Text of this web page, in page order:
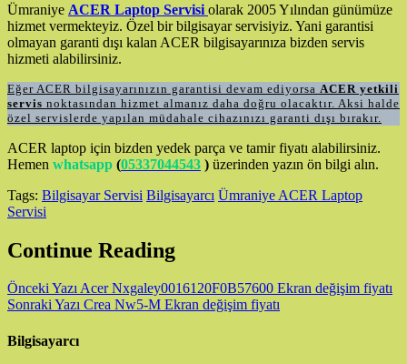
Ümraniye ACER Laptop Servisi olarak 2005 Yılından günümüze
hizmet vermekteyiz. Özel bir bilgisayar servisiyiz. Yani garantisi
olmayan garanti dışı kalan ACER bilgisayarınıza bizden servis
hizmeti alabilirsiniz.
Eğer ACER bilgisayarınızın garantisi devam ediyorsa ACER yetkili
servis noktasından hizmet almanız daha doğru olacaktır. Aksi halde
özel servislerde yapılan müdahale cihazınızı garanti dışı bırakır.
ACER laptop için bizden yedek parça ve tamir fiyatı alabilirsiniz.
Hemen whatsapp (05337044543 ) üzerinden yazın ön bilgi alın.
Tags: Bilgisayar Servisi Bilgisayarcı Ümraniye ACER Laptop
Servisi
Continue Reading
Önceki YazıAcer Nxgaley0016120F0B57600 Ekran değişim fiyatı
Sonraki Yazı Crea Nw5-M Ekran değişim fiyatı
Bilgisayarcı